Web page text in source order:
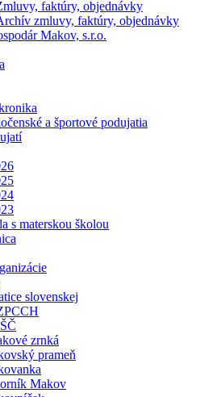
faktúry, objednávky
zmluvy, faktúry, objednávky
Makov, s.r.o.
a športové podujatia
s materskou školou
slovenskej
zrnká
prameň
Makov